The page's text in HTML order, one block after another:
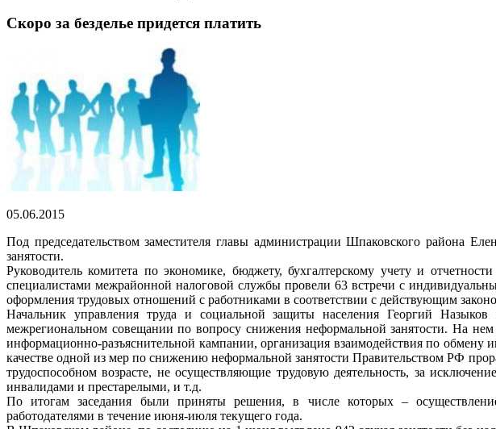
Скоро за безделье придется платить
05.06.2015
Под председательством заместителя главы администрации Шпаковского района
занятости.
Руководитель комитета по экономике, бюджету, бухгалтерскому учету и
специалистами межрайонной налоговой службы провели 63 встречи с
оформления трудовых отношений с работниками в соответствии с действующим
Начальник управления труда и социальной защиты населения Георгий
межрегиональном совещании по вопросу снижения неформальной занятости. На
информационно-разъяснительной кампании, организация взаимодействия по
качестве одной из мер по снижению неформальной занятости Правительством РФ
трудоспособном возрасте, не осуществляющие трудовую деятельность, за
инвалидами и престарелыми, и т.д.
По итогам заседания были приняты решения, в числе которых –
работодателями в течение июня-июля текущего года.